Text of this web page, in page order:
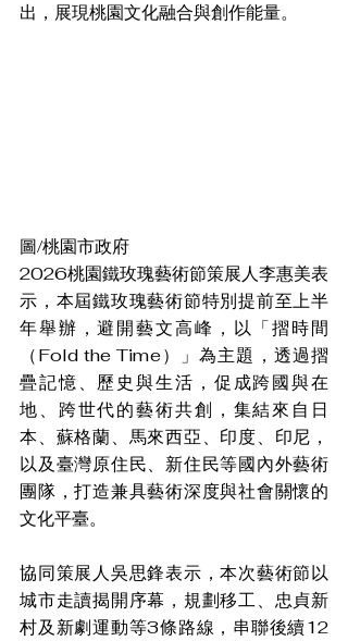
出，展現桃園文化融合與創作能量。
圖/桃園市政府
2026桃園鐵玫瑰藝術節策展人李惠美表
示，本屆鐵玫瑰藝術節特別提前至上半
年舉辦，避開藝文高峰，以「摺時間
（Fold the Time）」為主題，透過摺
疊記憶、歷史與生活，促成跨國與在
地、跨世代的藝術共創，集結來自日
本、蘇格蘭、馬來西亞、印度、印尼，
以及臺灣原住民、新住民等國內外藝術
團隊，打造兼具藝術深度與社會關懷的
文化平臺。
協同策展人吳思鋒表示，本次藝術節以
城市走讀揭開序幕，規劃移工、忠貞新
村及新劇運動等3條路線，串聯後續12